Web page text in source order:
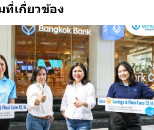
ที่เกี่ยวข้อง